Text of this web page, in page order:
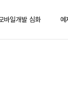
바일개발 심화 예